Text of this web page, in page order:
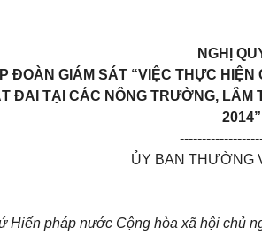
NGHỊ
ĐOÀN GIÁM SÁT “VIỆC THỰC
ĐAI TẠI CÁC NÔNG TRƯỜNG, LÂM
2014”
ỦY BAN THƯỜNG
Hiến pháp nước Cộng hòa xã hội chủ